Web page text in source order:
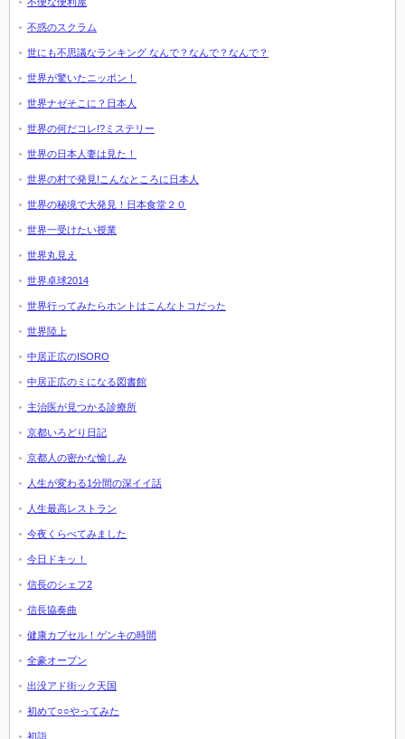
不惑のスクラム
世にも不思議なランキング なんで？なんで？なんで？
世界が驚いたニッポン！
世界ナゼそこに？日本人
世界の何だコレ!?ミステリー
世界の日本人妻は見た！
世界の村で発見!こんなところに日本人
世界の秘境で大発見！日本食堂２０
世界一受けたい授業
世界丸見え
世界卓球2014
世界行ってみたらホントはこんなトコだった
世界陸上
中居正広のISORO
中居正広のミになる図書館
主治医が見つかる診療所
京都いろどり日記
京都人の密かな愉しみ
人生が変わる1分間の深イイ話
人生最高レストラン
今夜くらべてみました
今日ドキッ！
信長のシェフ2
信長協奏曲
健康カプセル！ゲンキの時間
全豪オープン
出没アド街ック天国
初めて○○やってみた
初詣